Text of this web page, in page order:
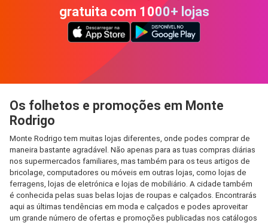
gratuita com 1000+ lojas
Os folhetos e promoções em Monte
Rodrigo
Monte Rodrigo tem muitas lojas diferentes, onde podes comprar de
maneira bastante agradável. Não apenas para as tuas compras diárias
nos supermercados familiares, mas também para os teus artigos de
bricolage, computadores ou móveis em outras lojas, como lojas de
ferragens, lojas de eletrónica e lojas de mobiliário. A cidade também
é conhecida pelas suas belas lojas de roupas e calçados. Encontrarás
aqui as últimas tendências em moda e calçados e podes aproveitar
um grande número de ofertas e promoções publicadas nos catálogos